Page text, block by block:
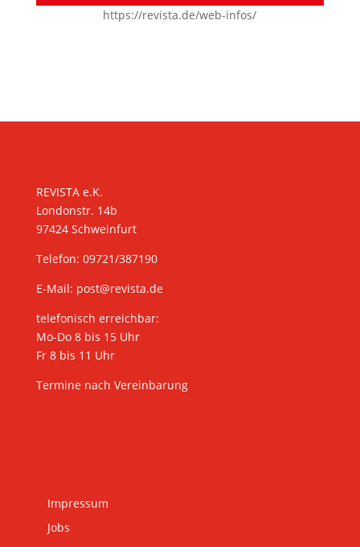
https://revista.de/web-infos/
REVISTA e.K.
Londonstr. 14b
97424 Schweinfurt
Telefon: 09721/387190
E-Mail: post@revista.de
telefonisch erreichbar:
Mo-Do 8 bis 15 Uhr
Fr 8 bis 11 Uhr
Termine nach Vereinbarung
Impressum
Jobs